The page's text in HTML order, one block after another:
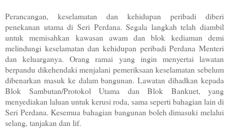
Perancangan, keselamatan dan kehidupan peribadi diberi
penekanan utama di Seri Perdana. Segala langkah telah diambil
untuk memisahkan kawasan awam dan blok kediaman demi
melindungi keselamatan dan kehidupan peribadi Perdana Menteri
dan keluarganya. Orang ramai yang ingin menyertai lawatan
berpandu dikehendaki menjalani pemeriksaan keselamatan sebelum
dibenarkan masuk ke dalam bangunan. Lawatan dihadkan kepada
Blok Sambutan/Protokol Utama dan Blok Bankuet, yang
menyediakan laluan untuk kerusi roda, sama seperti bahagian lain di
Seri Perdana. Kesemua bahagian bangunan boleh dimasuki melalui
selang, tanjakan dan lif.